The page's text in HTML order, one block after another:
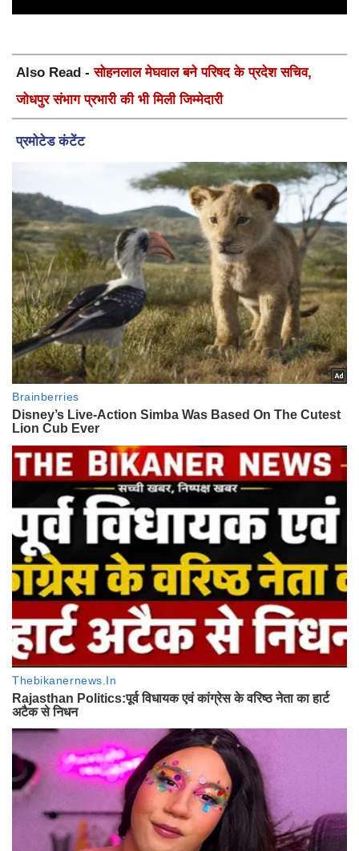
Also Read -सोहनलाल मेघवाल बने परिषद के प्रदेश सचिव,
जोधपुर संभाग प्रभारी की भी मिली जिम्मेदारी